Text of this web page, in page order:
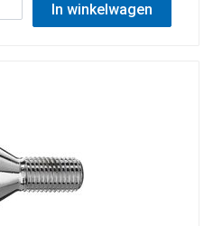
In winkelwagen